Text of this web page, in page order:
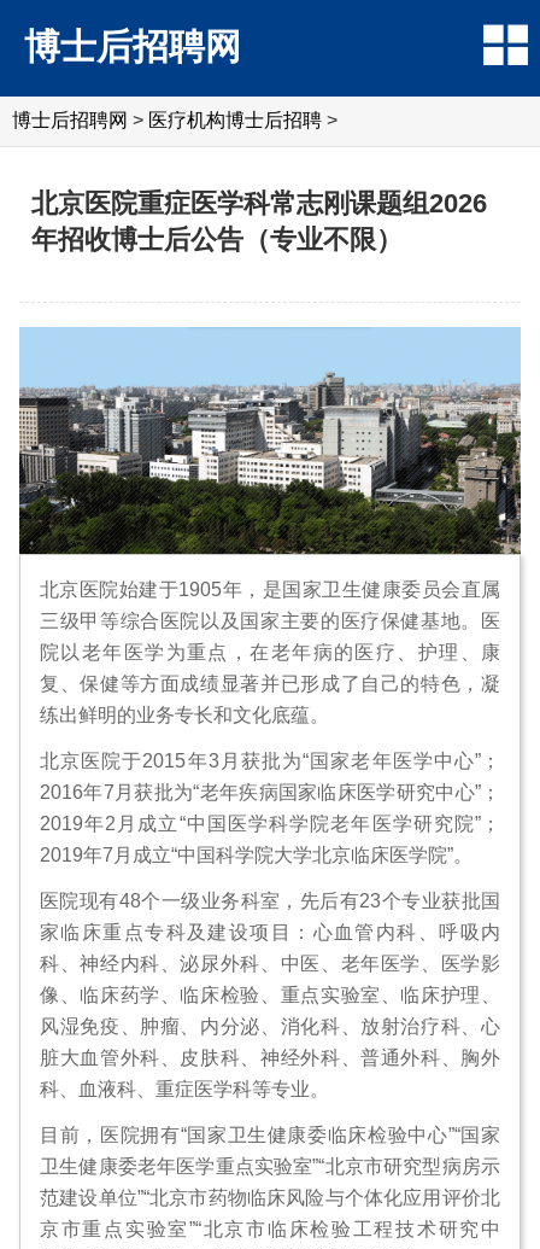
博士后招聘网
博士后招聘网 > 医疗机构博士后招聘 >
北京医院重症医学科常志刚课题组2026
年招收博士后公告（专业不限）
北京医院始建于1905年，是国家卫生健康委员会直属
三级甲等综合医院以及国家主要的医疗保健基地。医
院以老年医学为重点，在老年病的医疗、护理、康
复、保健等方面成绩显著并已形成了自己的特色，凝
练出鲜明的业务专长和文化底蕴。
北京医院于2015年3月获批为“国家老年医学中心”；
2016年7月获批为“老年疾病国家临床医学研究中心”；
2019年2月成立“中国医学科学院老年医学研究院”；
2019年7月成立“中国科学院大学北京临床医学院”。
医院现有48个一级业务科室，先后有23个专业获批国
家临床重点专科及建设项目：心血管内科、呼吸内
科、神经内科、泌尿外科、中医、老年医学、医学影
像、临床药学、临床检验、重点实验室、临床护理、
风湿免疫、肿瘤、内分泌、消化科、放射治疗科、心
脏大血管外科、皮肤科、神经外科、普通外科、胸外
科、血液科、重症医学科等专业。
目前，医院拥有“国家卫生健康委临床检验中心”“国家
卫生健康委老年医学重点实验室”“北京市研究型病房示
范建设单位”“北京市药物临床风险与个体化应用评价北
京市重点实验室”“北京市临床检验工程技术研究中